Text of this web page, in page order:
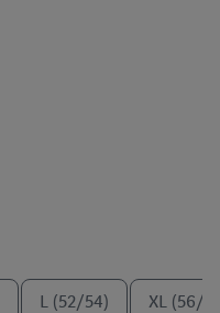
L (52/54) XL (56/